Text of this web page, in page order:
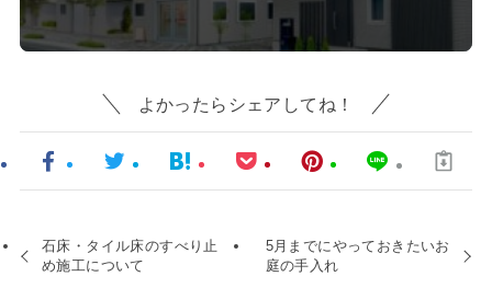
よかったらシェアしてね！
石床・タイル床のすべり止
め施工について
5月までにやっておきたいお
庭の手入れ